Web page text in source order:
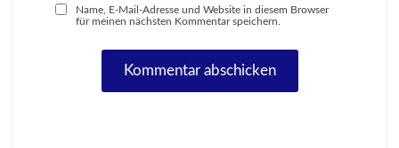
Name, E-Mail-Adresse und Website in diesem Browser
für meinen nächsten Kommentar speichern.